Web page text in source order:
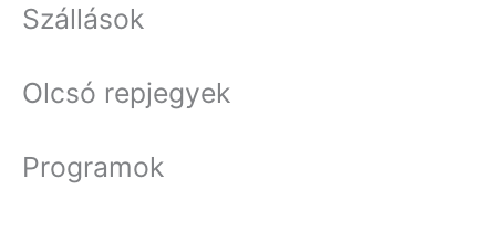
Szállások
Olcsó repjegyek
Programok